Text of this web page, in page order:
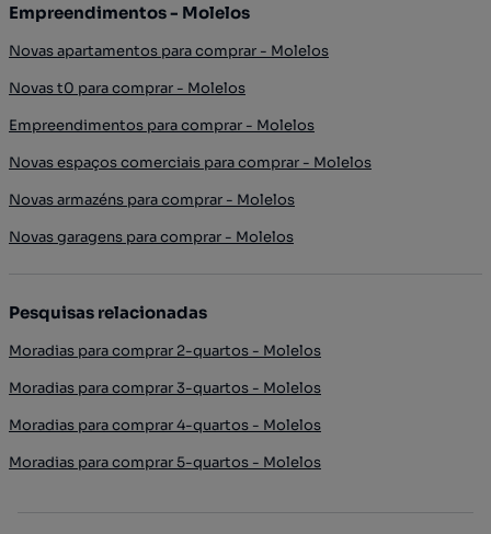
Empreendimentos - Molelos
Novas apartamentos para comprar - Molelos
Novas t0 para comprar - Molelos
Empreendimentos para comprar - Molelos
Novas espaços comerciais para comprar - Molelos
Novas armazéns para comprar - Molelos
Novas garagens para comprar - Molelos
Pesquisas relacionadas
Moradias para comprar 2-quartos - Molelos
Moradias para comprar 3-quartos - Molelos
Moradias para comprar 4-quartos - Molelos
Moradias para comprar 5-quartos - Molelos